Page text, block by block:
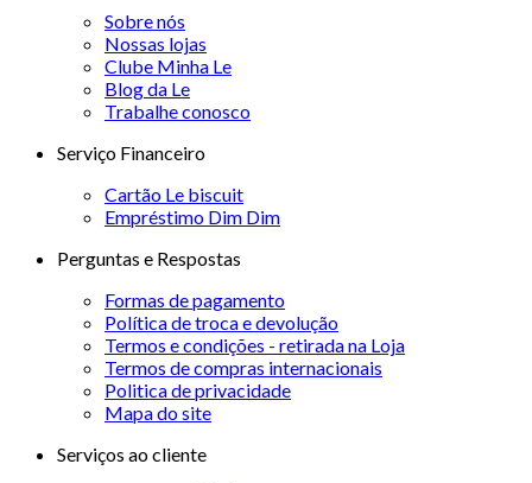
Sobre nós
Nossas lojas
Clube Minha Le
Blog da Le
Trabalhe conosco
Serviço Financeiro
Cartão Le biscuit
Empréstimo Dim Dim
Perguntas e Respostas
Formas de pagamento
Política de troca e devolução
Termos e condições - retirada na Loja
Termos de compras internacionais
Politica de privacidade
Mapa do site
Serviços ao cliente